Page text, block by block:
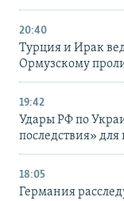
20:40
Турция и Ирак
Ормузскому
19:42
Удары РФ по
последствия»
18:05
Германия